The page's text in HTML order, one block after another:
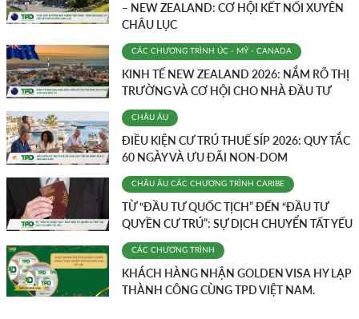
– NEW ZEALAND: CƠ HỘI KẾT NỐI XUYÊN
CHÂU LỤC
CÁC CHƯƠNG TRÌNH ÚC - MỸ - CANADA
KINH TẾ NEW ZEALAND 2026: NẮM RÕ THỊ
TRƯỜNG VÀ CƠ HỘI CHO NHÀ ĐẦU TƯ
CHÂU ÂU
ĐIỀU KIỆN CƯ TRÚ THUẾ SÍP 2026: QUY TẮC
60 NGÀY VÀ ƯU ĐÃI NON-DOM
CHÂU ÂU CÁC CHƯƠNG TRÌNH CARIBE
TỪ “ĐẦU TƯ QUỐC TỊCH” ĐẾN “ĐẦU TƯ
QUYỀN CƯ TRÚ”: SỰ DỊCH CHUYỂN TẤT YẾU
CÁC CHƯƠNG TRÌNH
KHÁCH HÀNG NHẬN GOLDEN VISA HY LẠP
THÀNH CÔNG CÙNG TPD VIỆT NAM.